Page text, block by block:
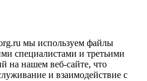
мы используем файлы
специалистами и третьими
на нашем веб-сайте, что
и взаимодействие с